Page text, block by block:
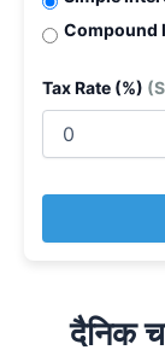
Compound
Tax Rate (%)
दैनिक